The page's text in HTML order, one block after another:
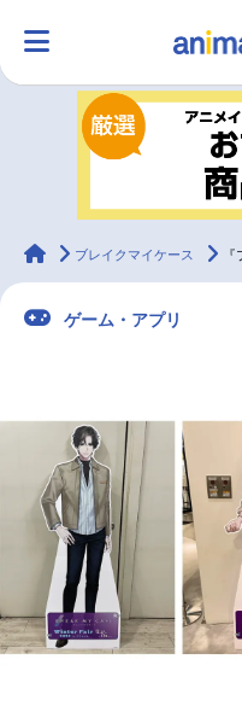
ランキング
ラジオ みんなの声
2.5次元 配信・Vtuber
最新記事一覧
アニメ記事一覧
アニメ映画一覧
今期アニメ曜日別一覧
animateTimes
ブレイクマイケース 『
ゲーム・アプリ